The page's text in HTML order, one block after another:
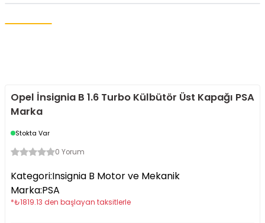
Opel İnsignia B 1.6 Turbo Külbütör Üst Kapağı PSA
Marka
Stokta Var
0 Yorum
Kategori:Insignia B Motor ve Mekanik
Marka:PSA
*₺1819.13 den başlayan taksitlerle